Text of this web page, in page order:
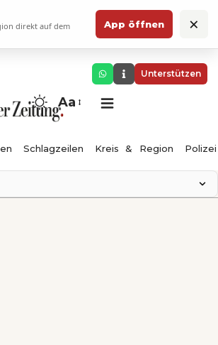
direkt auf dem
App öffnen ×
Unterstützen
Aa
Schlagzeilen Kreis & Region Polizei